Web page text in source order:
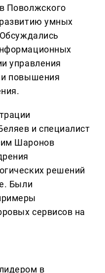
Поволжского
умных
управления
и повышения
и специалист
Шаронов
решений
Были
сервисов на
в